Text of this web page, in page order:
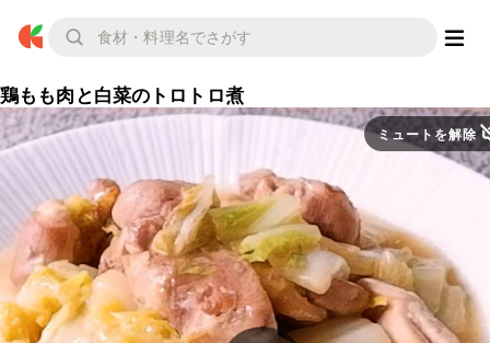
鶏もも肉と白菜のトロトロ煮
ミュートを解除